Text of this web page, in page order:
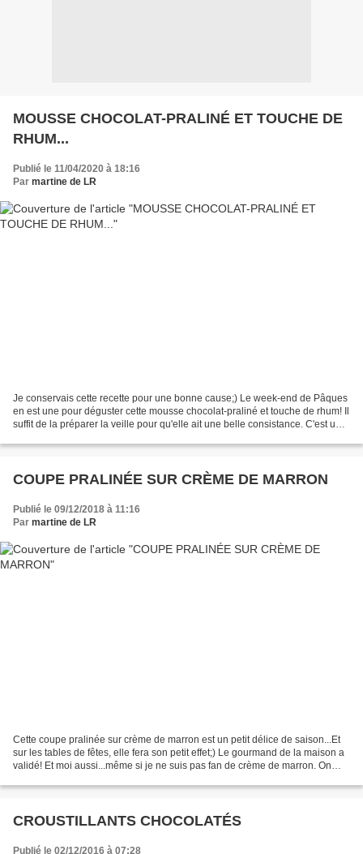
MOUSSE CHOCOLAT-PRALINÉ ET TOUCHE DE
RHUM...
Publié le 11/04/2020 à 18:16
Par martine de LR
Je conservais cette recette pour une bonne cause;) Le week-end de Pâques
en est une pour déguster cette mousse chocolat-praliné et touche de rhum! Il
suffit de la préparer la veille pour qu'elle ait une belle consistance. C'est une
COUPE PRALINÉE SUR CRÈME DE MARRON
Publié le 09/12/2018 à 11:16
Par martine de LR
Cette coupe pralinée sur crème de marron est un petit délice de saison...Et
sur les tables de fêtes, elle fera son petit effet;) Le gourmand de la maison a
validé! Et moi aussi...même si je ne suis pas fan de crème de marron. On
CROUSTILLANTS CHOCOLATÉS
Publié le 02/12/2016 à 07:28